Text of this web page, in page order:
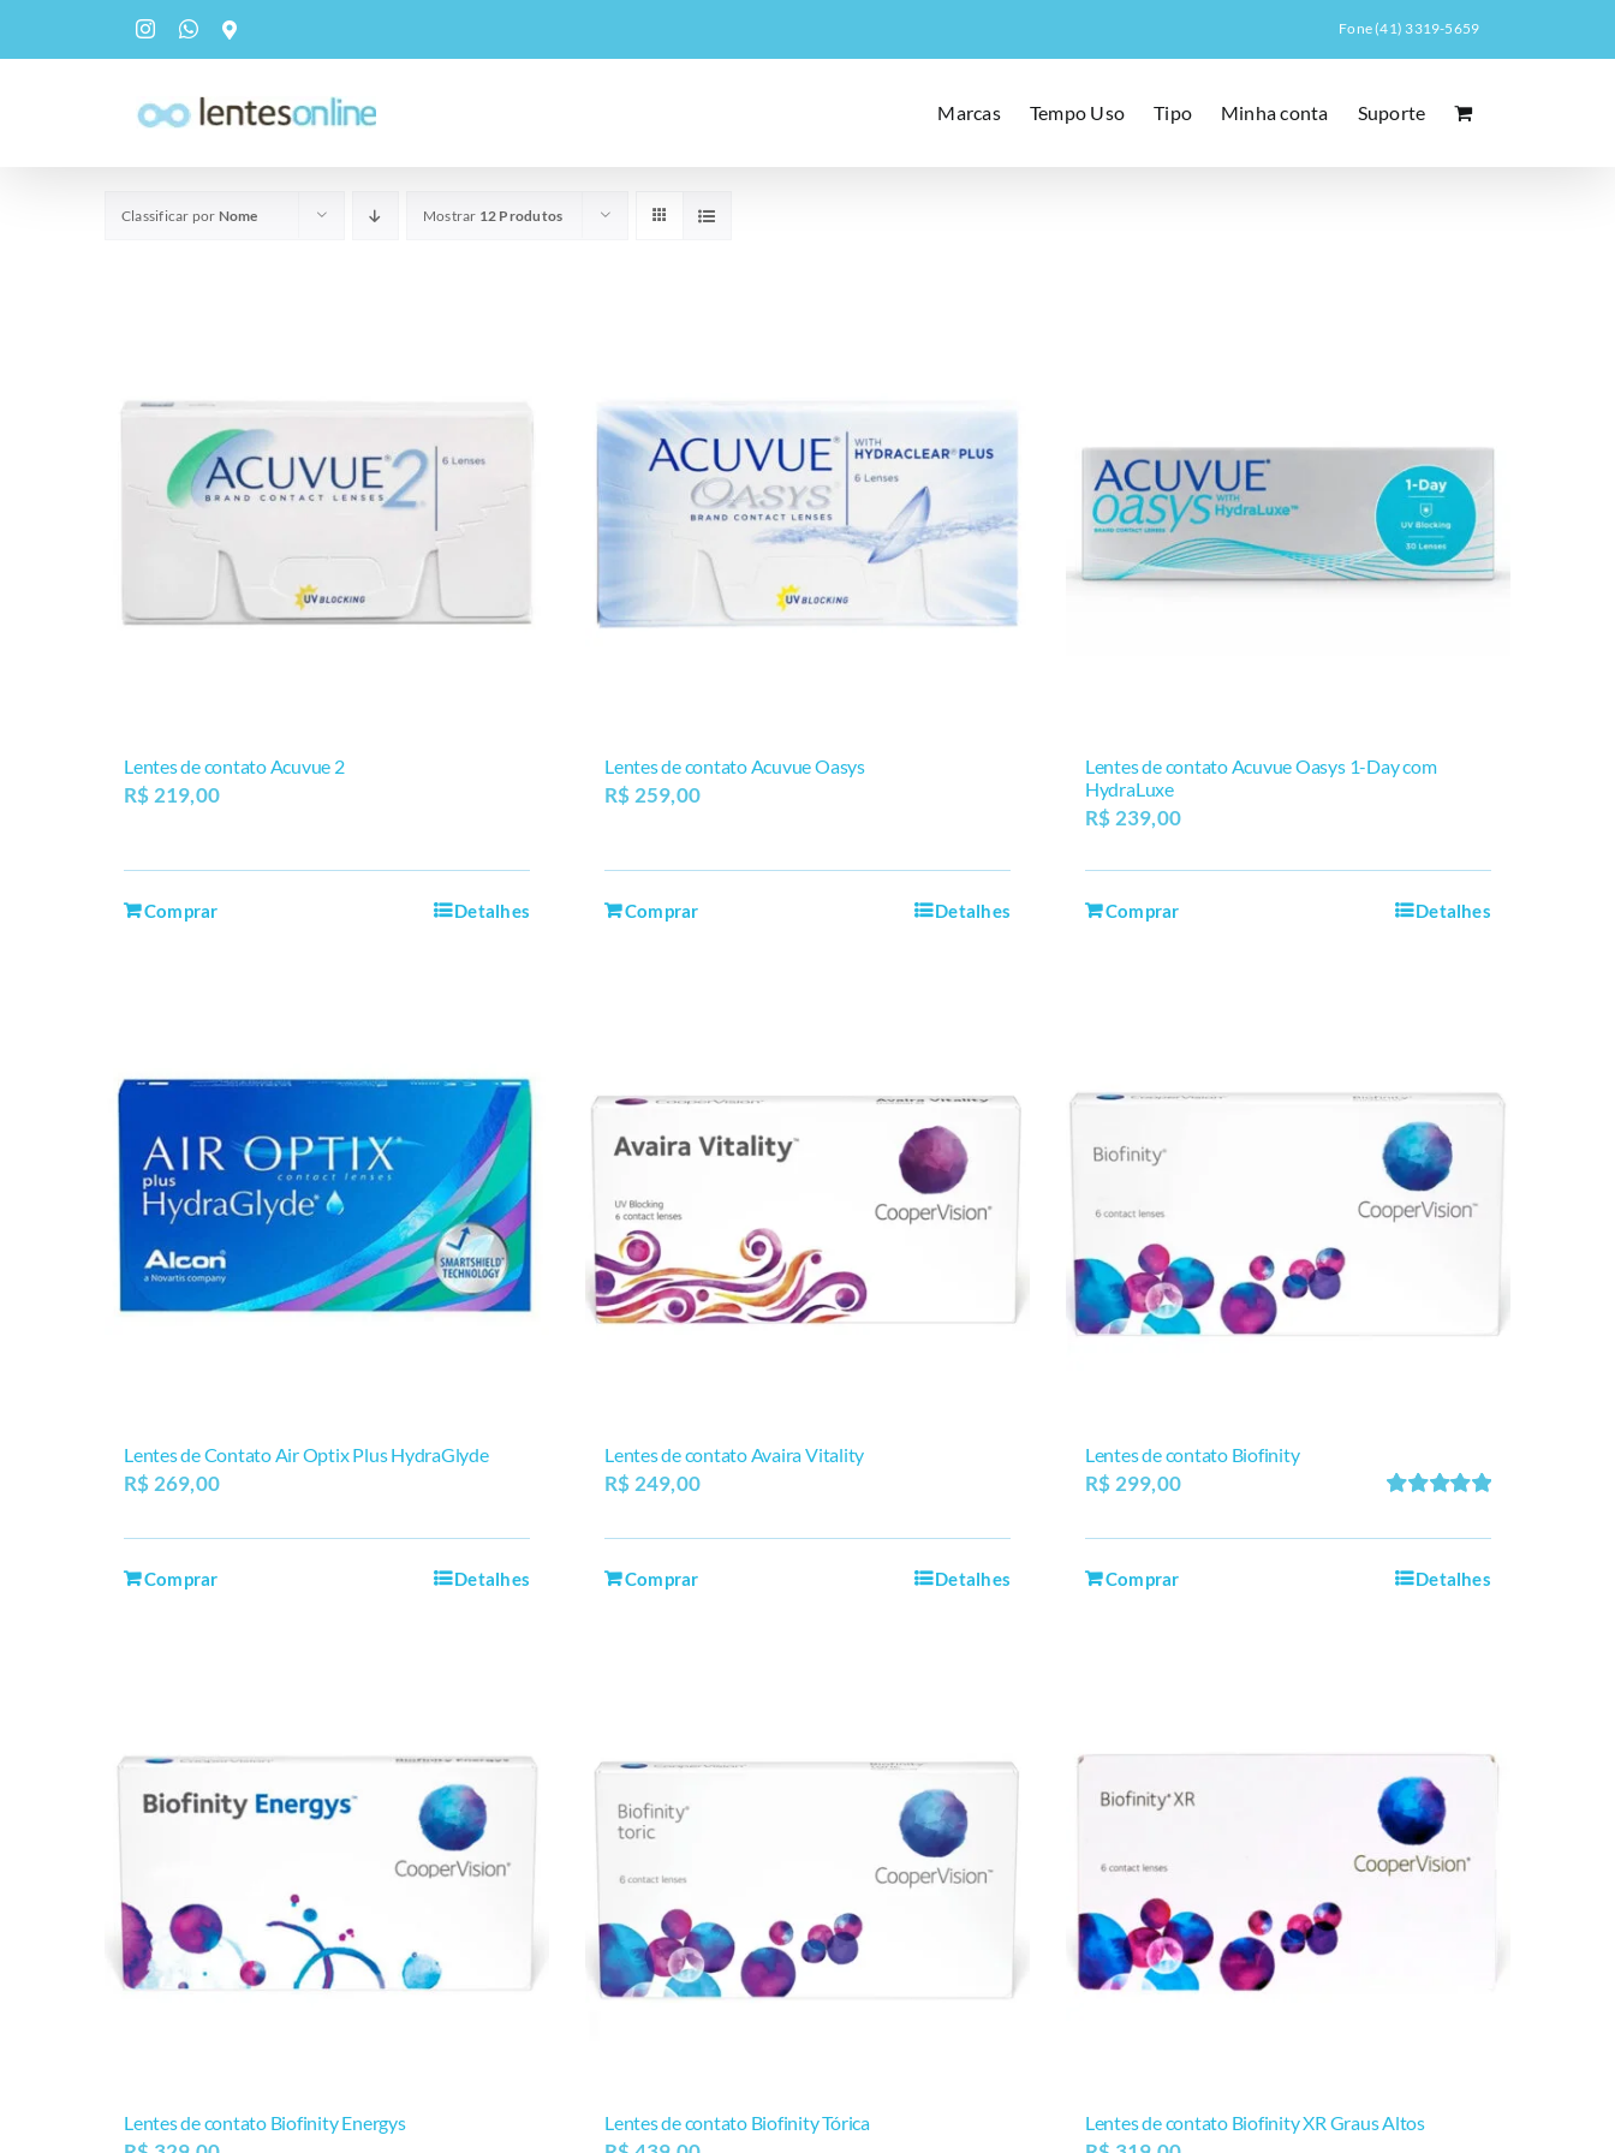
InstagramWhatsApp
Custom Fone (41) 3319-5659
Marcas Tempo Uso Tipo Minha conta Suporte
Classificar por Nome Mostrar 12 Produtos
Lentes de contato Acuvue 2
R$ 219,00
Comprar Detalhes
Lentes de contato Acuvue Oasys
R$ 259,00
Comprar Detalhes
Lentes de contato Acuvue Oasys 1-Day com
HydraLuxe
R$ 239,00
Comprar Detalhes
Lentes de Contato Air Optix Plus HydraGlyde
R$ 269,00
Comprar Detalhes
Lentes de contato Avaira Vitality
R$ 249,00
Comprar Detalhes
Lentes de contato Biofinity
5.00de 5
R$ 299,00
Comprar Detalhes
Lentes de contato Biofinity Energys Lentes de contato Biofinity Tórica Lentes de contato Biofinity XR Graus Altos